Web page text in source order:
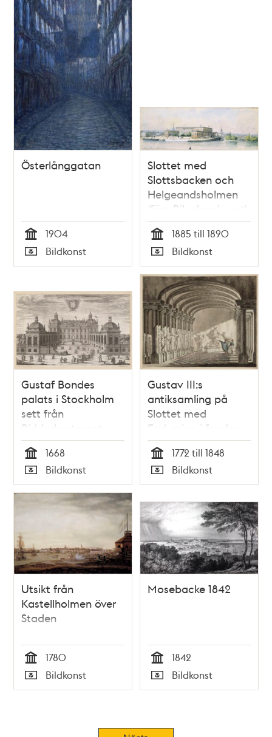
Österlånggatan
Tid
1904
Typ
Bildkonst
Slottet med
Slottsbacken och
Helgeandsholmen
(före Riksdagshuset)
Tid
1885 till 1890
Typ
Bildkonst
Gustaf Bondes
palats i Stockholm
sett från
Riddarhustorget
Tid
1668
Typ
Bildkonst
Gustav III:s
antiksamling på
Slottet med
Endymion i fonden
Tid
1772 till 1848
Typ
Bildkonst
Utsikt från
Kastellholmen över
Staden
Tid
1780
Typ
Bildkonst
Mosebacke 1842
Tid
1842
Typ
Bildkonst